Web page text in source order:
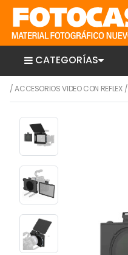
CATEGORÍAS
/ACCESORIOS VIDEO CON REFLEX/